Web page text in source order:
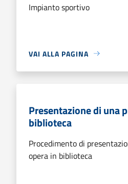
Impianto sportivo
VAI ALLA PAGINA
Presentazione di una
biblioteca
Procedimento di
opera in biblioteca